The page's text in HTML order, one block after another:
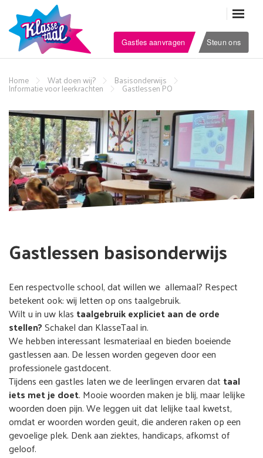
Gastles aanvragen Steun ons
Home Wat doen wij? Basisonderwijs
Informatie voor leerkrachten Gastlessen PO
Gastlessen basisonderwijs
Een respectvolle school, dat willen we allemaal? Respect
betekent ook: wij letten op ons taalgebruik.
Wilt u in uw klas taalgebruik expliciet aan de orde
stellen?Schakel dan KlasseTaal in.
We hebben interessant lesmateriaal en bieden boeiende
gastlessen aan. De lessen worden gegeven door een
professionele gastdocent.
Tijdens een gastles laten we de leerlingen ervaren dat taal
iets met je doet. Mooie woorden maken je blij, maar lelijke
woorden doen pijn. We leggen uit dat lelijke taal kwetst,
omdat er woorden worden geuit, die anderen raken op een
gevoelige plek. Denk aan ziektes, handicaps, afkomst of
geloof.